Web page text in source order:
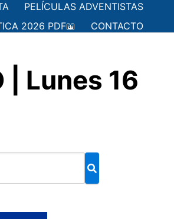
PELÍCULAS ADVENTISTAS
2026 PDF📖 CONTACTO
| Lunes 16